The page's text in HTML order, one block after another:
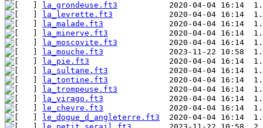
la_grondeuse.ft3
la_levrette.ft3
la_malade.ft3
la_minerve.ft3
la_moscovite.ft3
la_mouche.ft3
la_pie.ft3
la_sultane.ft3
la_tontine.ft3
la_trompeuse.ft3
la_virago.ft3
le_chevre.ft3
le_dogue_d_angleterre.ft3